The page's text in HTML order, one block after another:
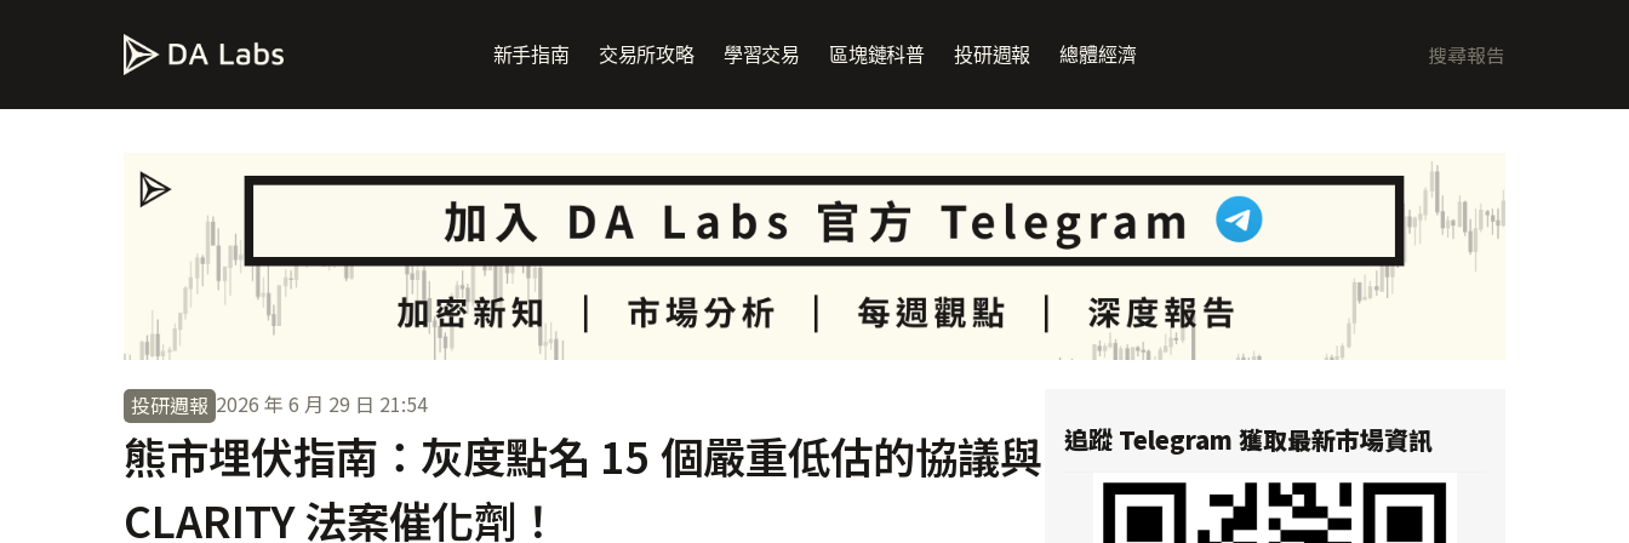
新手指南 交易所攻略 學習交易 區塊鏈科普 投研週報 總體經濟
投研週報 2026 年 6 月 29 日 21:54
熊市埋伏指南：灰度點名 15 個嚴重低估的協議與
CLARITY 法案催化劑！
追蹤 Telegram 獲取最新市場資訊